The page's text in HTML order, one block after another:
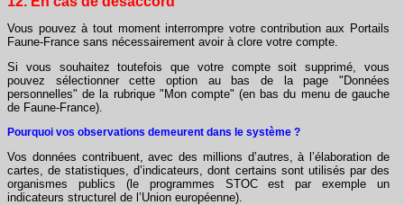
Vous pouvez à tout moment interrompre votre contribution aux Portails
Faune-France sans nécessairement avoir à clore votre compte.
Si vous souhaitez toutefois que votre compte soit supprimé, vous
pouvez sélectionner cette option au bas de la page "Données
personnelles" de la rubrique "Mon compte" (en bas du menu de gauche
de Faune-France).
Pourquoi vos observations demeurent dans le système ?
Vos données contribuent, avec des millions d’autres, à l’élaboration de
cartes, de statistiques, d’indicateurs, dont certains sont utilisés par des
organismes publics (le programmes STOC est par exemple un
indicateurs structurel de l’Union européenne).